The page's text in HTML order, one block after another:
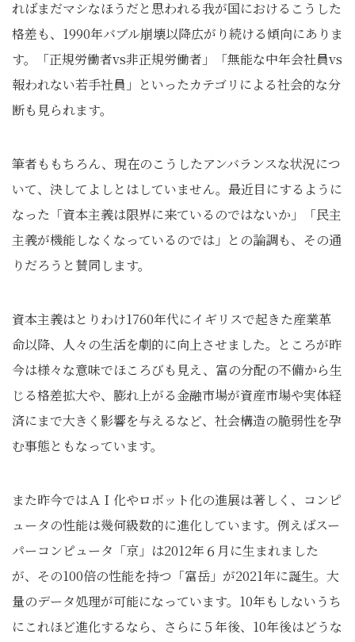
ればまだマシなほうだと思われる我が国におけるこうした
格差も、1990年バブル崩壊以降広がり続ける傾向にありま
す。「正規労働者vs非正規労働者」「無能な中年会社員vs
報われない若手社員」といったカテゴリによる社会的な分
断も見られます。
筆者ももちろん、現在のこうしたアンバランスな状況につ
いて、決してよしとはしていません。最近目にするように
なった「資本主義は限界に来ているのではないか」「民主
主義が機能しなくなっているのでは」との論調も、その通
りだろうと賛同します。
資本主義はとりわけ1760年代にイギリスで起きた産業革
命以降、人々の生活を劇的に向上させました。ところが昨
今は様々な意味でほころびも見え、富の分配の不備から生
じる格差拡大や、膨れ上がる金融市場が資産市場や実体経
済にまで大きく影響を与えるなど、社会構造の脆弱性を孕
む事態ともなっています。
また昨今ではＡＩ化やロボット化の進展は著しく、コンピ
ュータの性能は幾何級数的に進化しています。例えばスー
パーコンピュータ「京」は2012年６月に生まれました
が、その100倍の性能を持つ「富岳」が2021年に誕生。大
量のデータ処理が可能になっています。10年もしないうち
にこれほど進化するなら、さらに５年後、10年後はどうな